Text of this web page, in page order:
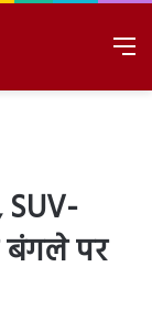
बंगले पर